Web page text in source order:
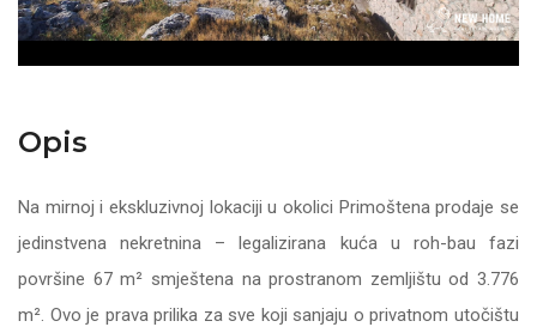
Opis
Na mirnoj i ekskluzivnoj lokaciji u okolici Primoštena prodaje se
jedinstvena nekretnina – legalizirana kuća u roh-bau fazi
površine 67 m² smještena na prostranom zemljištu od 3.776
m². Ovo je prava prilika za sve koji sanjaju o privatnom utočištu